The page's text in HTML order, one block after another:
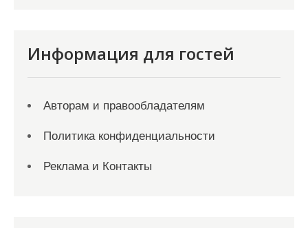
Информация для гостей
Авторам и правообладателям
Политика конфиденциальности
Реклама и Контакты